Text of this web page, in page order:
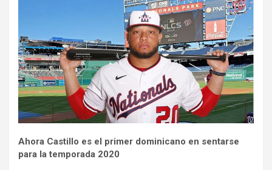
Ahora Castillo es el primer dominicano en sentarse
para la temporada 2020